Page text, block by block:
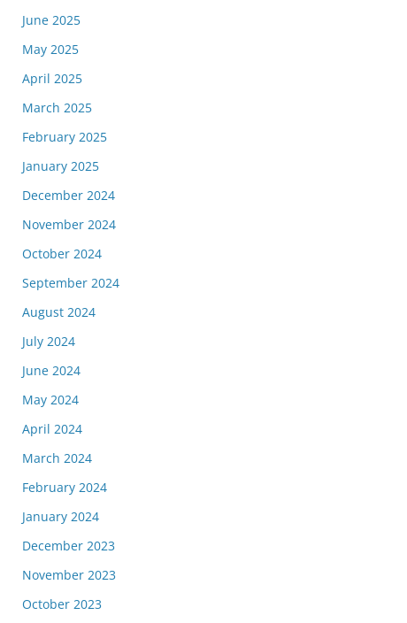
June 2025
May 2025
April 2025
March 2025
February 2025
January 2025
December 2024
November 2024
October 2024
September 2024
August 2024
July 2024
June 2024
May 2024
April 2024
March 2024
February 2024
January 2024
December 2023
November 2023
October 2023